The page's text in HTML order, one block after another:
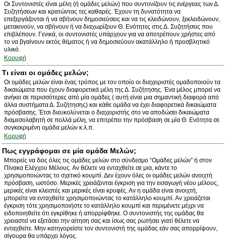
Οι Συντονιστές είναι μέλη (ή ομάδες μελών) που συντονίζουν τις ενέργειες των Δ.
Συζητήσεων και κρατώντας τες καθαρές. Έχουν τη δυνατότητα να
επεξεργάζονται ή να σβήνουν δημοσιεύσεις και να τις κλειδώνουν, ξεκλειδώνουν,
μετακινούν, να σβήνουν ή να διαχωρίζουν Θ. Ενότητες στις Δ. Συζητήσεις που
επιβλέπουν. Γενικά, οι συντονιστές υπάρχουν για να αποτρέπουν χρήστες από
το να βγαίνουν εκτός θέματος ή να δημοσιεύουν ακατάλληλο ή προσβλητικό
υλικό.
Κορυφή
Τι είναι οι ομάδες μελών;
Οι ομάδες μελών είναι ένας τρόπος με τον οποίο οι διαχειριστές ομαδοποιούν τα
δικαιώματα που έχουν διαφορετικά μέλη της Δ. Συζήτησης. Ένα μέλος μπορεί να
ανήκει σε περισσότερες από μία ομάδες ( αυτή είναι μια σημαντική διαφορά από
άλλα συστήματα Δ. Συζήτησης) και κάθε ομάδα να έχει διαφορετικά δικαιώματα
πρόσβασης. Έτσι διευκολύνεται ο διαχειριστής στο να αποδώσει δικαιώματα
διαμεσολαβητή σε πολλά μέλη, να επιτρέπει την πρόσβαση σε μία Θ. Ενότητα σε
συγκεκριμένη ομάδα μελών κ.λ.π.
Κορυφή
Πως εγγράφομαι σε μία ομάδα Μελών;
Μπορείς να δεις όλες τις ομάδες μελών στο σύνδεσμο “Ομάδες μελών” ή στον
Πίνακα Ελέγχου Μέλους. Αν θέλετε να ενταχθείτε σε μια, κάντε το
χρησιμοποιώντας το σχετικό κουμπί. Δεν έχουν όλες οι ομάδες μελών ανοιχτή
πρόσβαση, ωστόσο. Μερικές χρειάζονται έγκριση για την εισαγωγή νέου μέλους,
μερικές είναι κλειστές και μερικές είναι κρυφές. Αν η ομάδα είναι ανοιχτή,
μπορείτε να ενταχθείτε χρησιμοποιώντας το κατάλληλο κουμπί. Αν χρειάζεται
έγκριση τότε χρησιμοποιήστε το κατάλληλο κουμπί και περιμένετε μέχρι να
ειδοποιηθείτε ότι εγκρίθηκε ή απορρίφθηκε. Ο συντονιστής της ομάδας θα
χρειαστεί να εξετάσει την αίτηση σας και ίσως σας ρωτήσει γιατί θέλετε να
ενταχθείτε. Μην κατηγορείστε τον συντονιστή της ομάδας εάν σας απορρίψουν,
σίγουρα θα υπάρχει λόγος.